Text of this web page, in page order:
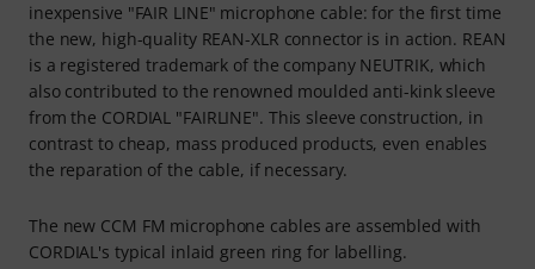
inexpensive "FAIR LINE" microphone cable: for the first time
the new, high-quality REAN-XLR connector is in action. REAN
is a registered trademark of the company NEUTRIK, which
also contributed to the renowned moulded anti-kink sleeve
from the CORDIAL "FAIRLINE". This sleeve construction, in
contrast to cheap, mass produced products, even enables
the reparation of the cable, if necessary.
The new CCM FM microphone cables are assembled with
CORDIAL's typical inlaid green ring for labelling.